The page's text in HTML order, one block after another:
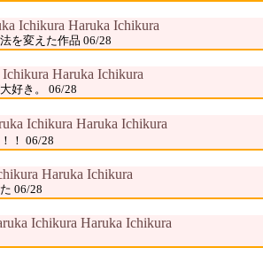
Haruka Ichikura
を変えた作品 06/28
Haruka Ichikura
好き。 06/28
Haruka Ichikura
！ 06/28
Haruka Ichikura
06/28
Haruka Ichikura